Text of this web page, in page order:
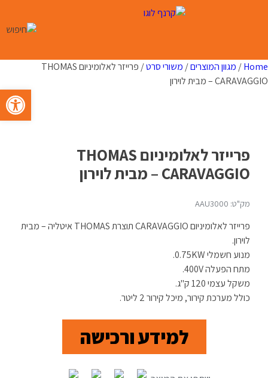
Home
/ מגוון המוצרים/ משורי סרט
/ פרייזר לאלומיניום THOMAS
CARAVAGGIO – מבית לוירון
פרייזר לאלומיניום THOMAS
CARAVAGGIO – מבית לוירון
מק"ט: AAU3000
פרייזר לאלומיניום CARAVAGGIO תוצרת THOMAS איטליה – מבית
לוירון.
מנוע חשמלי 0.75KW.
מתח הפעלה 400V.
משקל עצמי 120 ק"ג.
כולל מערכת קירור, מיכל קירור 2 ליטר.
למידע ורכישה
פתח